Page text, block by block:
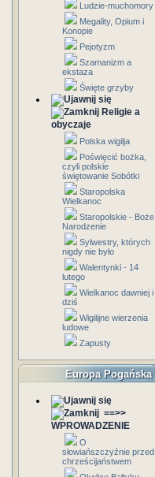
Ludzie-muchomory
Megality, Opium i
Konopie
Pejotyzm
Szamanizm a
ekstaza
Święte grzyby
Religie a
obyczaje
Polska wigilja
Poświęcić bożka,
czyli polskie
świętowanie Sobótki
Staropolska
Wielkanoc
Staropolskie - Boże
Narodzenie
Sylwestry, których
nigdy nie było
Walentynki - 14
lutego
Wielkanoc dawniej i
dziś
Wigilijne wierzenia
ludowe
Zapusty
Europa Pogańska
==>>
WPROWADZENIE
O
słowiańszczyźnie przed
chrześcijaństwem